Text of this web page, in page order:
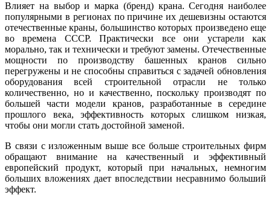
Влияет на выбор и марка (бренд) крана. Сегодня наиболее
популярными в регионах по причине их дешевизны остаются
отечественные краны, большинство которых произведено еще
во времена СССР. Практически все они устарели как
морально, так и технически и требуют замены. Отечественные
мощности по производству башенных кранов сильно
перегружены и не способны справиться с задачей обновления
оборудования всей строительной отрасли не только
количественно, но и качественно, поскольку производят по
большей части модели кранов, разработанные в середине
прошлого века, эффективность которых слишком низкая,
чтобы они могли стать достойной заменой.
В связи с изложенным выше все больше строительных фирм
обращают внимание на качественный и эффективный
европейский продукт, который при начальных, немногим
больших вложениях дает впоследствии несравнимо больший
эффект.